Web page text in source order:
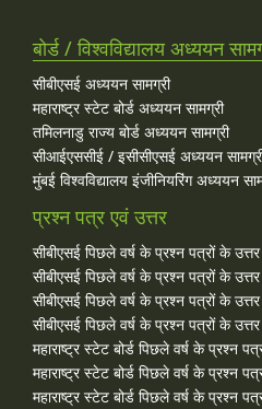
बोर्ड / विश्वविद्यालय अध्ययन
सीबीएसई अध्ययन सामग्री
महाराष्ट्र स्टेट बोर्ड अध्ययन सामग्री
तमिलनाडु राज्य बोर्ड अध्ययन सामग्री
सीआईएससीई / इसीसीएसई अध्ययन
मुंबई विश्वविद्यालय इंजीनियरिंग अध्ययन
प्रश्न पत्र एवं उत्तर
सीबीएसई पिछले वर्ष के प्रश्न पत्रों के
सीबीएसई पिछले वर्ष के प्रश्न पत्रों के
सीबीएसई पिछले वर्ष के प्रश्न पत्रों के उत्तर
सीबीएसई पिछले वर्ष के प्रश्न पत्रों के
महाराष्ट्र स्टेट बोर्ड पिछले वर्ष के प्रश्न
महाराष्ट्र स्टेट बोर्ड पिछले वर्ष के प्रश्न
महाराष्ट्र स्टेट बोर्ड पिछले वर्ष के प्रश्न